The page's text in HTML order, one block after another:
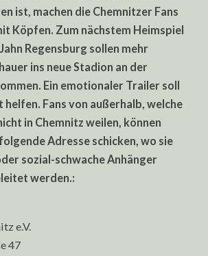
ist, machen die Chemnitzer Fans
Köpfen. Zum nächstem Heimspiel
Regensburg sollen mehr
ins neue Stadion an der
Ein emotionaler Trailer soll
helfen. Fans von außerhalb, welche
in Chemnitz weilen, können
Adresse schicken, wo sie
sozial-schwache Anhänger
werden.:
e.V.
47